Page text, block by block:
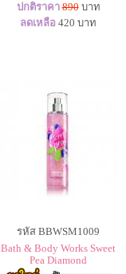
ปกติราคา 890บาท
ลดเหลือ 420 บาท
รหัส BBWSM1009
Bath & Body Works Sweet
Pea Diamond